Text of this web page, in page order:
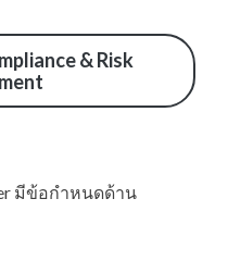
& Risk
มีข้อกำหนดด้าน